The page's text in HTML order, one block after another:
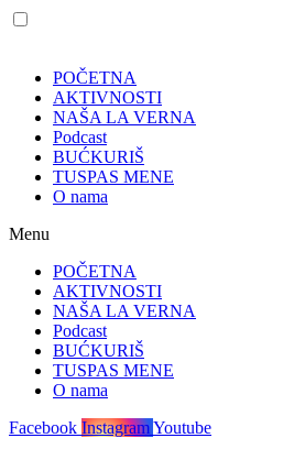
POČETNA
AKTIVNOSTI
NAŠA LA VERNA
Podcast
BUĆKURIŠ
TUSPAS MENE
O nama
Menu
POČETNA
AKTIVNOSTI
NAŠA LA VERNA
Podcast
BUĆKURIŠ
TUSPAS MENE
O nama
Facebook InstagramYoutube